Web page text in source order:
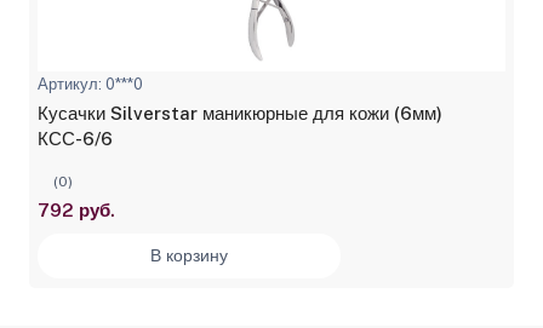
Артикул: 0***0
Кусачки Silverstar маникюрные для кожи (6мм)
КСС-6/6
(0)
792 руб.
В корзину